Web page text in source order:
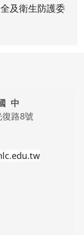
tad_blocks/file/
及衛生防護委
學職務安全及衛生防
學職務安全及衛生防
uploads/
uploads/
中
路8號